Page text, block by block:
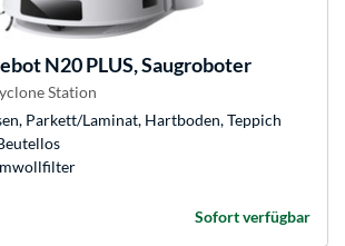
N20 PLUS, Saugroboter
Station
Parkett/Laminat, Hartboden, Teppich
Sofort verfügbar